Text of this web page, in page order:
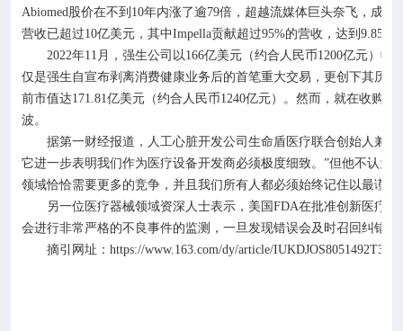
Abiomed股价在不到 10年内涨了逾79倍，超越流媒体巨头奈飞，成为
营收已超过10亿美元，其中Impella贡献超过95%的营收，达到 9.85
2022年11 月，强生公司以166亿美元（约合人民币1200亿元）收
仅是强生自宣布剥离消费健康业务后的首笔重大交易，更创下其历
前市值达171.81亿美元（约合人民币1240亿元）。然而，就在收购完
波。
据第一财经报道，人工心脏开发公司生命盾医疗联合创始人兼董
它进一步表明我们作为医疗设备开发商必须极度细致。”但他不认为
领域恰恰需要更多的竞争，并且我们所有人都必须始终记住以最谨
另一位医疗器械领域资深人士表示，美国 FDA在批准创新医疗
会进行非常严格的不良事件的监测，一旦发现错误会及时召回纠错。
摘引网址： https://www.163.com/dy/article/